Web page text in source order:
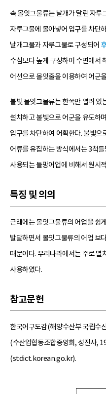
속 몰잇그물류는 날개가 달린 자
자루그물에 몰아넣어 입구를 차단
날개그물과 자루그물로 구성되어
수심보다 높게 구성하여 수면에서
어선으로 몰잇줄을 이용하여 어군
불빛 몰잇그물류는 한쪽만 열려 있
설치하고 불빛으로 어군을 유도하
입구를 차단하여 어획한다. 불빛으
어류를 유집하는 방식에서는 3척
사용되는 들망어업에 비해서 원시
특징 및 의의
근래에는 몰잇그물류의 어업을 쉽
발달하면서 몰잇그물류의 어업 보
때문이다. 우리나라에서는 주로 멸
사용하였다.
참고문헌
한국어구도감(해양수산부 국립수
(수산업협동조합중앙회, 성진사,
(stdict.korean.go.kr).